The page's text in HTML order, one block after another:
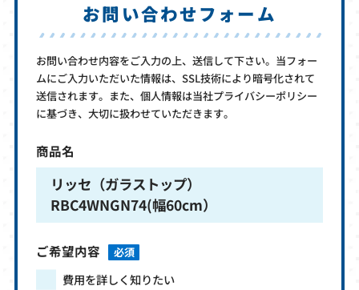
お問い合わせフォーム
お問い合わせ内容をご入力の上、送信して下さい。当フォー
ムにご入力いただいた情報は、SSL技術により暗号化されて
送信されます。また、個人情報は当社プライバシーポリシー
に基づき、大切に扱わせていただきます。
商品名
リッセ（ガラストップ）
RBC4WNGN74(幅60cm）
ご希望内容 必須
費用を詳しく知りたい